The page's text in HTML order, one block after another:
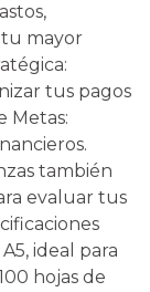
mayor
tus pagos
Metas:
también
evaluar tus
ideal para
hojas de